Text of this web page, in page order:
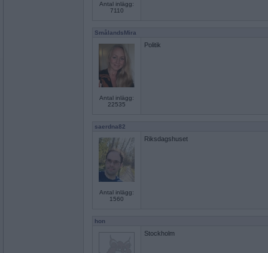
Antal inlägg:
7110
SmålandsMira
Antal inlägg:
22535
Politik
saerdna82
Antal inlägg:
1560
Riksdagshuset
hon
Stockholm